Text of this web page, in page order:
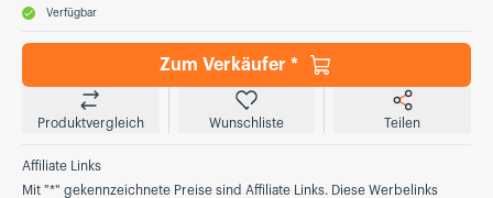
Verfügbar
Zum Verkäufer *
Produktvergleich Wunschliste Teilen
Affiliate Links
Mit "*" gekennzeichnete Preise sind Affiliate Links. Diese Werbelinks